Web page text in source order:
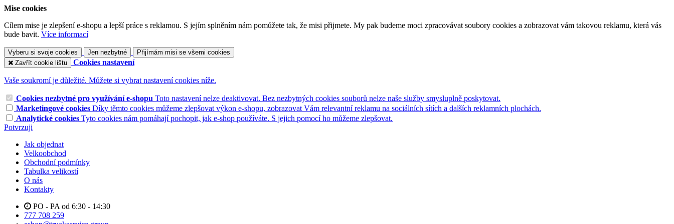
Mise cookies
Cílem mise je zlepšení e-shopu a lepší práce s reklamou. S jejím splněním nám pomůžete tak, že misi přijmete. My pak budeme moci zpracovávat soubory cookies a zobrazovat vám takovou reklamu, která vás
bude bavit. Více informací
Vyberu si svoje cookies Jen nezbytné
Přijímám misi se všemi cookies
Zavřít cookie lištu
Cookies nastavení
Vaše soukromí je důležité. Můžete si vybrat nastavení cookies níže.
Cookies nezbytné pro využívání e-shopu Toto nastavení nelze deaktivovat. Bez nezbytných cookies souborů nelze naše služby smysluplně poskytovat.
Marketingové cookies Díky těmto cookies můžeme zlepšovat výkon e-shopu, zobrazovat Vám relevantní reklamu na sociálních sítích a dalších reklamních plochách.
Analytické cookies Tyto cookies nám pomáhají pochopit, jak e-shop používáte. S jejich pomocí ho můžeme zlepšovat.
Potvrzuji
Jak objednat
Velkoobchod
Obchodní podmínky
Tabulka velikostí
O nás
Kontakty
PO - PA od 6:30 - 14:30
777 708 259